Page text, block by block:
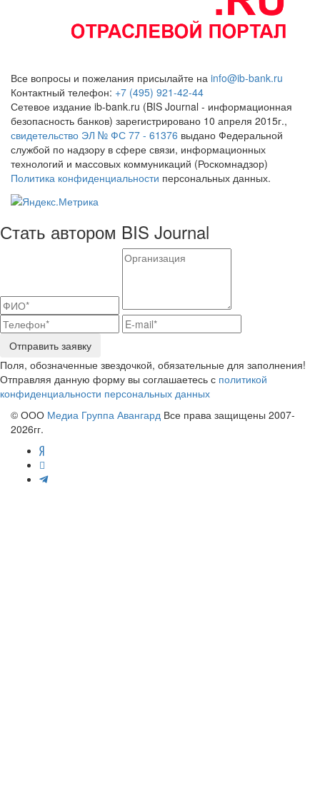
Все вопросы и пожелания присылайте на info@ib-bank.ru
Контактный телефон: +7 (495) 921-42-44
Сетевое издание ib-bank.ru (BIS Journal - информационная
безопасность банков) зарегистрировано 10 апреля 2015г.,
свидетельство ЭЛ № ФС 77 - 61376 выдано Федеральной
службой по надзору в сфере связи, информационных
технологий и массовых коммуникаций (Роскомнадзор)
Политика конфиденциальности персональных данных.
Стать автором BIS Journal
Отправить заявку
Поля, обозначенные звездочкой, обязательные для заполнения!
Отправляя данную форму вы соглашаетесь с политикой
конфиденциальности персональных данных
© ООО Медиа Группа Авангард Все права защищены 2007-
2026гг.